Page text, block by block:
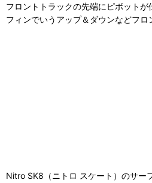
フロントトラックの先端にピボット
フィンでいうアップ＆ダウンなどフ
Nitro SK8（ニトロ スケート）のサー